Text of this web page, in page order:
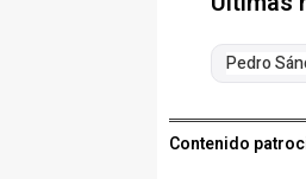
Pedro
Contenido